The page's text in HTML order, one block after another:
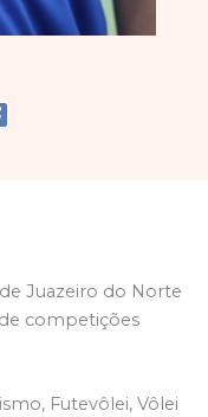
Juazeiro do Norte
competições
Futevôlei, Vôlei